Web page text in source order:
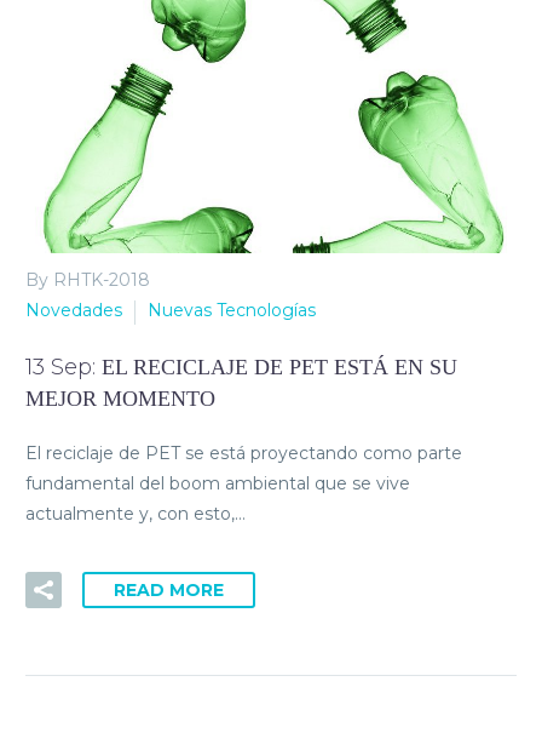
By RHTK-2018
Novedades
Nuevas Tecnologías
13 Sep: EL RECICLAJE DE PET ESTÁ EN SU
MEJOR MOMENTO
El reciclaje de PET se está proyectando como parte
fundamental del boom ambiental que se vive
actualmente y, con esto,…
READ MORE